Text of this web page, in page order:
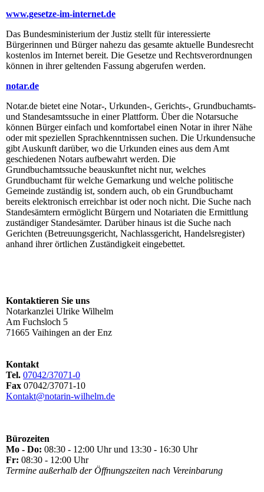
www.gesetze-im-internet.de
Das Bundesministerium der Justiz stellt für interessierte
Bürgerinnen und Bürger nahezu das gesamte aktuelle Bundesrecht
kostenlos im Internet bereit. Die Gesetze und Rechtsverordnungen
können in ihrer geltenden Fassung abgerufen werden.
notar.de
Notar.de bietet eine Notar-, Urkunden-, Gerichts-, Grundbuchamts-
und Standesamtssuche in einer Plattform. Über die Notarsuche
können Bürger einfach und komfortabel einen Notar in ihrer Nähe
oder mit speziellen Sprachkenntnissen suchen. Die Urkundensuche
gibt Auskunft darüber, wo die Urkunden eines aus dem Amt
geschiedenen Notars aufbewahrt werden. Die
Grundbuchamtssuche beauskunftet nicht nur, welches
Grundbuchamt für welche Gemarkung und welche politische
Gemeinde zuständig ist, sondern auch, ob ein Grundbuchamt
bereits elektronisch erreichbar ist oder noch nicht. Die Suche nach
Standesämtern ermöglicht Bürgern und Notariaten die Ermittlung
zuständiger Standesämter. Darüber hinaus ist die Suche nach
Gerichten (Betreuungsgericht, Nachlassgericht, Handelsregister)
anhand ihrer örtlichen Zuständigkeit eingebettet.
Kontaktieren Sie uns
Notarkanzlei Ulrike Wilhelm
Am Fuchsloch 5
71665 Vaihingen an der Enz
Kontakt
Tel. 07042/37071-0
Fax 07042/37071-10
Kontakt@notarin-wilhelm.de
Bürozeiten
Mo - Do: 08:30 - 12:00 Uhr und 13:30 - 16:30 Uhr
Fr: 08:30 - 12:00 Uhr
Termine außerhalb der Öffnungszeiten nach Vereinbarung